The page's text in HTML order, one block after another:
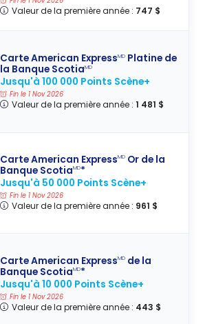
Valeur de la première année : 747 $
Carte American ExpressMD Platine de
la Banque ScotiaMD
Jusqu'à 100 000 Points Scène+
Fin le 1 Nov 2026
Valeur de la première année : 1 481 $
Carte American ExpressMD Or de la
Banque ScotiaMD*
Jusqu'à 50 000 Points Scène+
Fin le 1 Nov 2026
Valeur de la première année : 961 $
Carte American ExpressMD de la
Banque ScotiaMD*
Jusqu'à 10 000 Points Scène+
Fin le 1 Nov 2026
Valeur de la première année : 443 $